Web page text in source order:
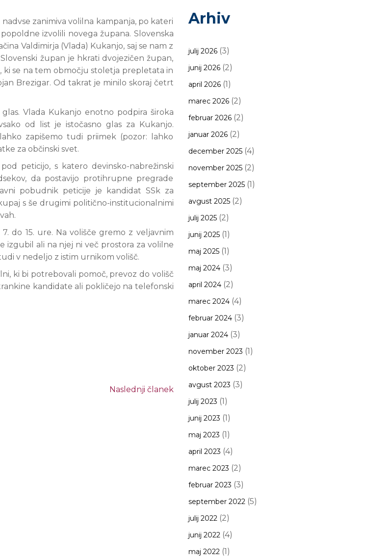
zanimiva volilna kampanja, po kateri
izvolili novega župana. Slovenska
Valdimirja (Vlada) Kukanjo, saj se nam z
župan je hkrati dvojezičen župan,
ki se na tem območju stoletja prepletata in
Brezigar. Od takrat je minilo skoraj četrt
Vlada Kukanjo enotno podpira široka
od list je istočasno glas za Kukanjo.
zapišemo tudi priimek (pozor: lahko
za občinski svet.
peticijo, s katero devinsko-nabrežinski
da postavijo protihrupne pregrade
pobudnik peticije je kandidat SSk za
s še drugimi politično-institucionalnimi
do 15. ure. Na volišče gremo z veljavnim
izgubil ali na njej ni več prostora za volilne
v nedeljo z istim urnikom volišč.
ki bi potrebovali pomoč, prevoz do volišč
kandidate ali pokličejo na telefonski
Naslednji članek
Arhiv
julij 2026(3)
junij 2026(2)
april 2026(1)
marec 2026(2)
februar 2026(2)
januar 2026(2)
december 2025(4)
november 2025(2)
september 2025(1)
avgust 2025(2)
julij 2025(2)
junij 2025(1)
maj 2025(1)
maj 2024(3)
april 2024(2)
marec 2024(4)
februar 2024(3)
januar 2024(3)
november 2023 (1)
oktober 2023 (2)
avgust 2023 (3)
julij 2023 (1)
junij 2023 (1)
maj 2023 (1)
april 2023 (4)
marec 2023 (2)
februar 2023 (3)
september 2022(5)
julij 2022(2)
junij 2022(4)
maj 2022(1)